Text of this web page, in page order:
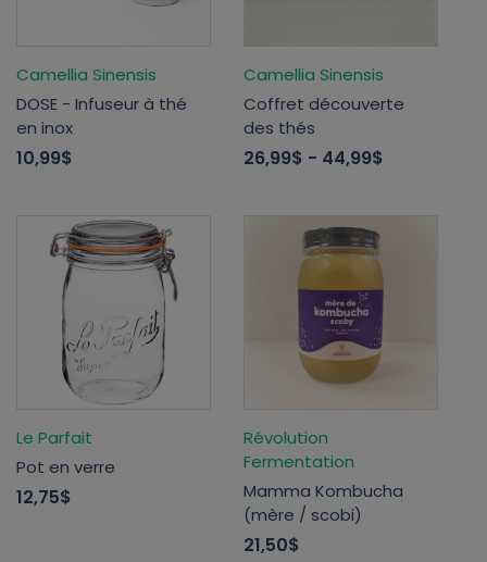
Camellia Sinensis
DOSE - Infuseur à thé
en inox
10,99$
Camellia Sinensis
Coffret découverte
des thés
26,99$ - 44,99$
Le Parfait
Pot en verre
12,75$
Révolution
Fermentation
Mamma Kombucha
(mère / scobi)
21,50$